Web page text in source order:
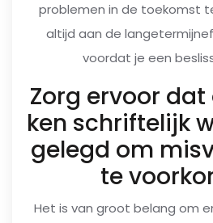
problemen in de toekomst
altijd aan de
voordat je een
Zorg ervoor
ken schriftelijk
gelegd om
te
Het is van groot belang om